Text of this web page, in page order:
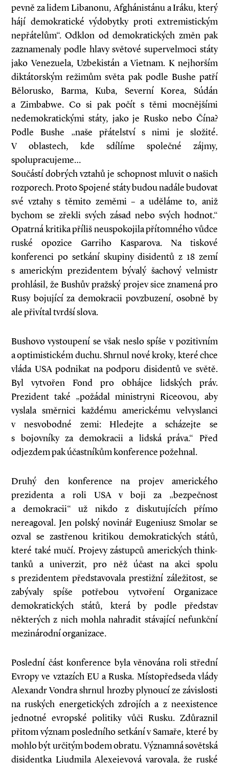
pevně za lidem Libanonu, Afghánistánu a Iráku, který
hájí demokratické výdobytky proti extremistickým
nepřátelům“. Odklon od demokratických změn pak
zaznamenaly podle hlavy světové supervelmoci státy
jako Venezuela, Uzbekistán a Vietnam. K nejhorším
diktátorským režimům světa pak podle Bushe patří
Bělorusko, Barma, Kuba, Severní Korea, Súdán
a Zimbabwe. Co si pak počít s těmi mocnějšími
nedemokratickými státy, jako je Rusko nebo Čína?
Podle Bushe „naše přátelství s nimi je složité.
V oblastech, kde sdílíme společné zájmy,
spolupracujeme…
Součástí dobrých vztahů je schopnost mluvit o našich
rozporech. Proto Spojené státy budou nadále budovat
své vztahy s těmito zeměmi – a uděláme to, aniž
bychom se zřekli svých zásad nebo svých hodnot.“
Opatrná kritika příliš neuspokojila přítomného vůdce
ruské opozice Garriho Kasparova. Na tiskové
konferenci po setkání skupiny disidentů z 18 zemí
s americkým prezidentem bývalý šachový velmistr
prohlásil, že Bushův pražský projev sice znamená pro
Rusy bojující za demokracii povzbuzení, osobně by
ale přivítal tvrdší slova.
Bushovo vystoupení se však neslo spíše v pozitivním
a optimistickém duchu. Shrnul nové kroky, které chce
vláda USA podnikat na podporu disidentů ve světě.
Byl vytvořen Fond pro obhájce lidských práv.
Prezident také „požádal ministryni Riceovou, aby
vyslala směrnici každému americkému velvyslanci
v nesvobodné zemi: Hledejte a scházejte se
s bojovníky za demokracii a lidská práva.“ Před
odjezdem pak účastníkům konference požehnal.
Druhý den konference na projev amerického
prezidenta a roli USA v boji za „bezpečnost
a demokracii“ už nikdo z diskutujících přímo
nereagoval. Jen polský novinář Eugeniusz Smolar se
ozval se zastřenou kritikou demokratických států,
které také mučí. Projevy zástupců amerických think-
tanků a univerzit, pro něž účast na akci spolu
s prezidentem představovala prestižní záležitost, se
zabývaly spíše potřebou vytvoření Organizace
demokratických států, která by podle představ
některých z nich mohla nahradit stávající nefunkční
mezinárodní organizace.
Poslední část konference byla věnována roli střední
Evropy ve vztazích EU a Ruska. Místopředseda vlády
Alexandr Vondra shrnul hrozby plynoucí ze závislosti
na ruských energetických zdrojích a z neexistence
jednotné evropské politiky vůči Rusku. Zdůraznil
přitom význam posledního setkání v Samaře, které by
mohlo být určitým bodem obratu. Významná sovětská
disidentka Ljudmila Alexejevová varovala, že ruské